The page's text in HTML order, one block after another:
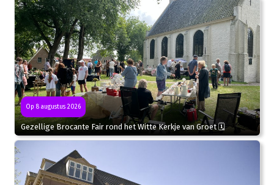
Op 8 augustus 2026
Gezellige Brocante Fair rond het Witte Kerkje van Groet 🗓